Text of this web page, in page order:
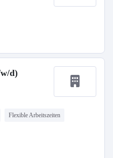
d)
Flexible Arbeitszeiten